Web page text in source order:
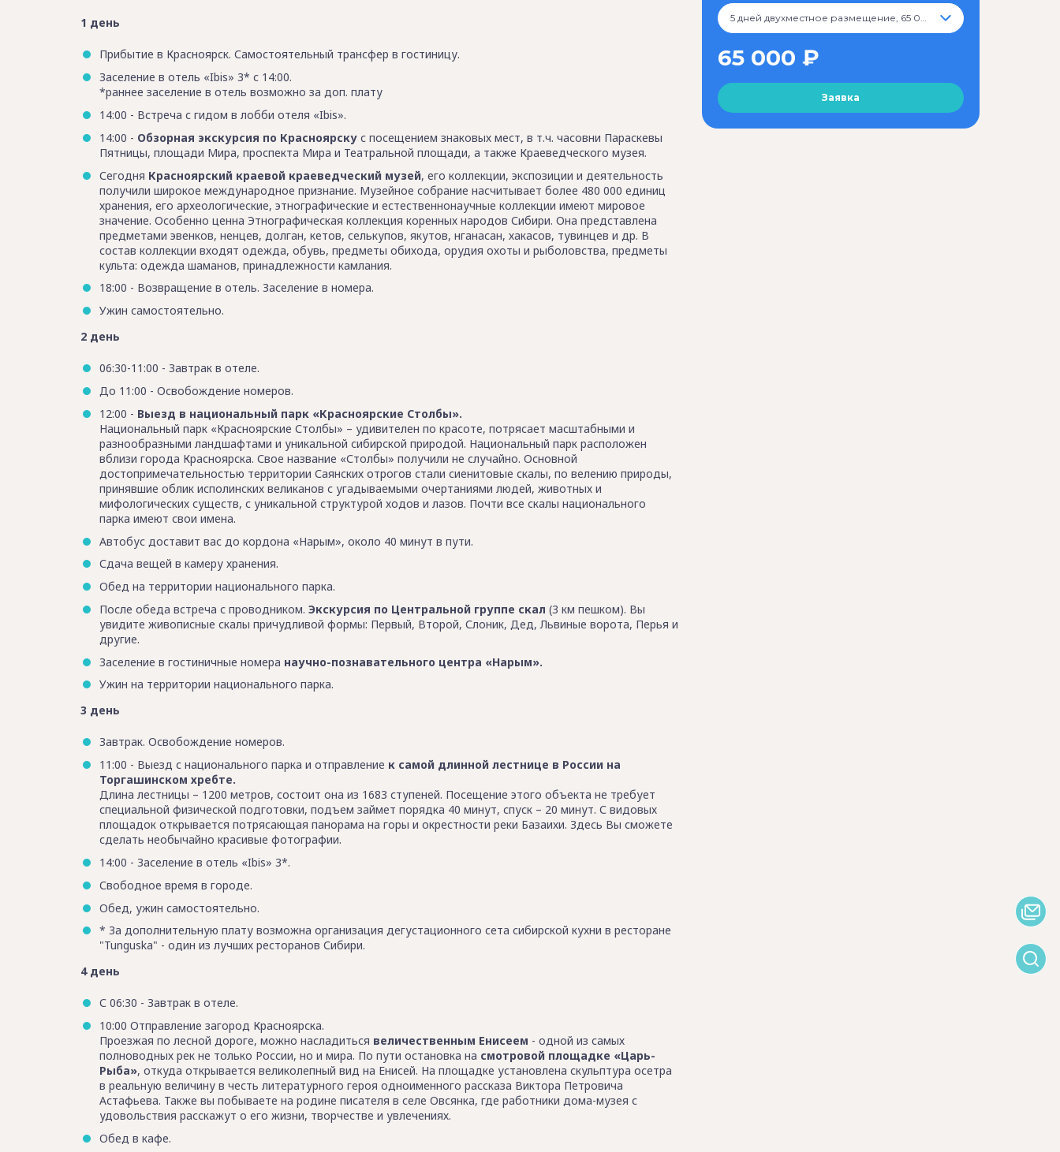
1 день
Прибытие в Красноярск. Самостоятельный трансфер в гостиницу.
Заселение в отель «Ibis» 3* с 14:00.
*раннее заселение в отель возможно за доп. плату
14:00 - Встреча с гидом в лобби отеля «Ibis».
14:00 - Обзорная экскурсия по Красноярску с посещением знаковых мест, в т.ч. часовни Параскевы
Пятницы, площади Мира, проспекта Мира и Театральной площади, а также Краеведческого музея.
Сегодня Красноярский краевой краеведческий музей, его коллекции, экспозиции и деятельность
получили широкое международное признание. Музейное собрание насчитывает более 480 000 единиц
хранения, его археологические, этнографические и естественнонаучные коллекции имеют мировое
значение. Особенно ценна Этнографическая коллекция коренных народов Сибири. Она представлена
предметами эвенков, ненцев, долган, кетов, селькупов, якутов, нганасан, хакасов, тувинцев и др. В
состав коллекции входят одежда, обувь, предметы обихода, орудия охоты и рыболовства, предметы
культа: одежда шаманов, принадлежности камлания.
18:00 - Возвращение в отель. Заселение в номера.
Ужин самостоятельно.
2 день
06:30-11:00 - Завтрак в отеле.
До 11:00 - Освобождение номеров.
12:00 - Выезд в национальный парк «Красноярские Столбы».
Национальный парк «Красноярские Столбы» – удивителен по красоте, потрясает масштабными и
разнообразными ландшафтами и уникальной сибирской природой. Национальный парк расположен
вблизи города Красноярска. Свое название «Столбы» получили не случайно. Основной
достопримечательностью территории Саянских отрогов стали сиенитовые скалы, по велению природы,
принявшие облик исполинских великанов с угадываемыми очертаниями людей, животных и
мифологических существ, с уникальной структурой ходов и лазов. Почти все скалы национального
парка имеют свои имена.
Автобус доставит вас до кордона «Нарым», около 40 минут в пути.
Сдача вещей в камеру хранения.
Обед на территории национального парка.
После обеда встреча с проводником. Экскурсия по Центральной группе скал (3 км пешком). Вы
увидите живописные скалы причудливой формы: Первый, Второй, Слоник, Дед, Львиные ворота, Перья и
другие.
Заселение в гостиничные номера научно-познавательного центра «Нарым».
Ужин на территории национального парка.
3 день
Завтрак. Освобождение номеров.
11:00 - Выезд с национального парка и отправление к самой длинной лестнице в России на
Торгашинском хребте.
Длина лестницы – 1200 метров, состоит она из 1683 ступеней. Посещение этого объекта не требует
специальной физической подготовки, подъем займет порядка 40 минут, спуск – 20 минут. С видовых
площадок открывается потрясающая панорама на горы и окрестности реки Базаихи. Здесь Вы сможете
сделать необычайно красивые фотографии.
14:00 - Заселение в отель «Ibis» 3*.
Свободное время в городе.
Обед, ужин самостоятельно.
* За дополнительную плату возможна организация дегустационного сета сибирской кухни в ресторане
"Tunguska" - один из лучших ресторанов Сибири.
4 день
С 06:30 - Завтрак в отеле.
10:00 Отправление загород Красноярска.
Проезжая по лесной дороге, можно насладиться величественным Енисеем - одной из самых
полноводных рек не только России, но и мира. По пути остановка на смотровой площадке «Царь-
Рыба», откуда открывается великолепный вид на Енисей. На площадке установлена скульптура осетра
в реальную величину в честь литературного героя одноименного рассказа Виктора Петровича
Астафьева. Также вы побываете на родине писателя в селе Овсянка, где работники дома-музея с
удовольствия расскажут о его жизни, творчестве и увлечениях.
Обед в кафе.
5 дней двухместное размещение, 65 000 ₽
65 000 ₽